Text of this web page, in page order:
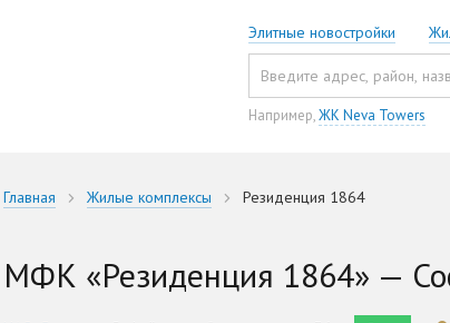
Элитные новостройки
Например,ЖК Neva Towers
Главная Жилые комплексы Резиденция 1864
МФК «Резиденция 1864» —